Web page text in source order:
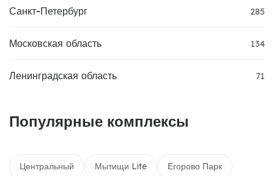
Санкт-Петербург 285
Московская область 134
Ленинградская область 71
Популярные комплексы
Центральный Мытищи Lite Егорово Парк